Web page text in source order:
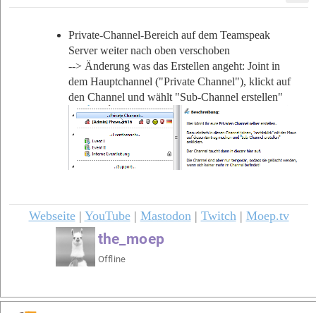
Private-Channel-Bereich auf dem Teamspeak
Server weiter nach oben verschoben
--> Änderung was das Erstellen angeht: Joint in
dem Hauptchannel ("Private Channel"), klickt auf
den Channel und wählt "Sub-Channel erstellen"
Webseite| YouTube| Mastodon | Twitch | Moep.tv